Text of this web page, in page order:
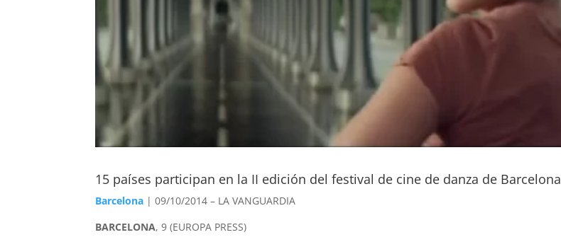
15 países participan en la II edición del festival de cine de danza de Barcelona
Barcelona | 09/10/2014 – LA VANGUARDIA
BARCELONA, 9 (EUROPA PRESS)